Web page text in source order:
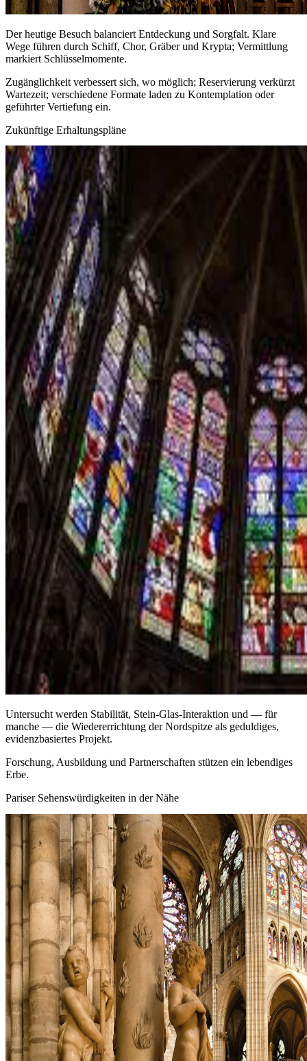
Der heutige Besuch balanciert Entdeckung und Sorgfalt. Klare
Wege führen durch Schiff, Chor, Gräber und Krypta; Vermittlung
markiert Schlüsselmomente.
Zugänglichkeit verbessert sich, wo möglich; Reservierung verkürzt
Wartezeit; verschiedene Formate laden zu Kontemplation oder
geführter Vertiefung ein.
Zukünftige Erhaltungspläne
Untersucht werden Stabilität, Stein‑Glas‑Interaktion und — für
manche — die Wiedererrichtung der Nordspitze als geduldiges,
evidenzbasiertes Projekt.
Forschung, Ausbildung und Partnerschaften stützen ein lebendiges
Erbe.
Pariser Sehenswürdigkeiten in der Nähe